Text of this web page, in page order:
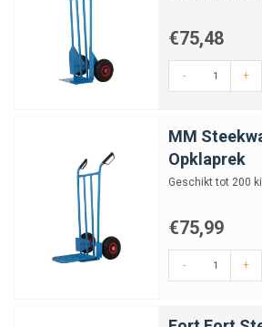
€75,48
- +
MM
Opklaprek
Geschikt tot 200
€75,99
- +